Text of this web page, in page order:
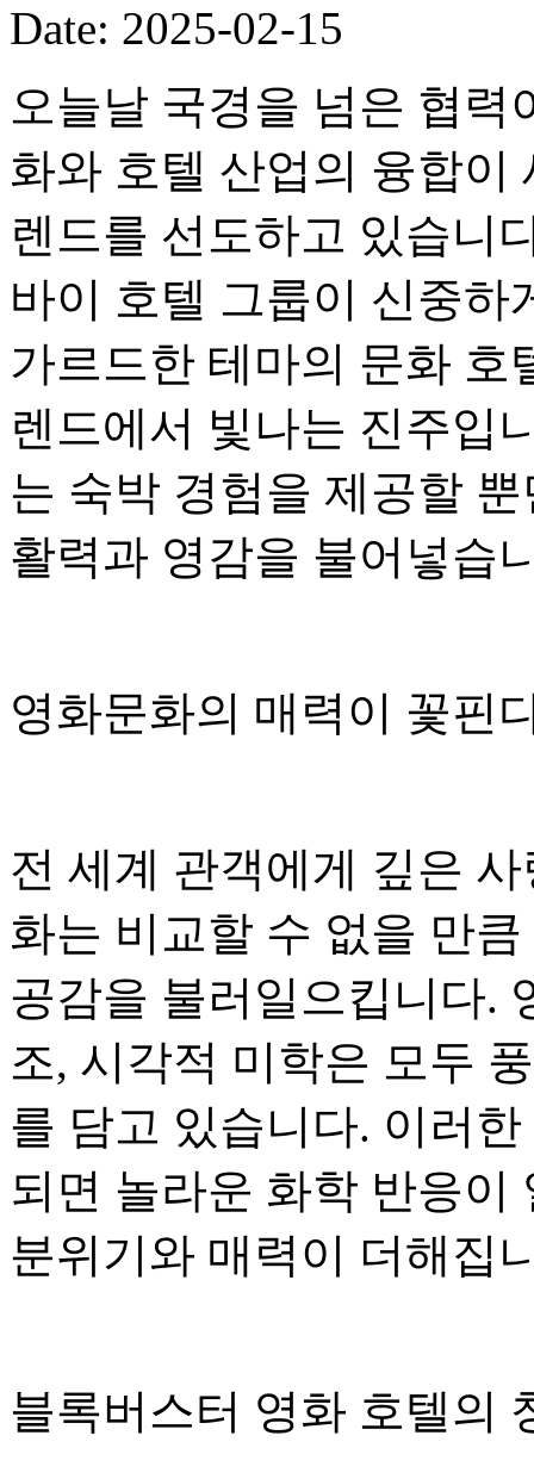
Date: 2025-02-15
오늘날 국경을 넘은 협
화와 호텔 산업의 융합이
렌드를 선도하고 있습니
바이 호텔 그룹이 신중하
가르드한 테마의 문화 호
렌드에서 빛나는 진주입
는 숙박 경험을 제공할
활력과 영감을 불어넣습
영화문화의 매력이 꽃핀
전 세계 관객에게 깊은
화는 비교할 수 없을 만
공감을 불러일으킵니다.
조, 시각적 미학은 모두
를 담고 있습니다. 이러
되면 놀라운 화학 반응이
분위기와 매력이 더해집
블록버스터 영화 호텔의